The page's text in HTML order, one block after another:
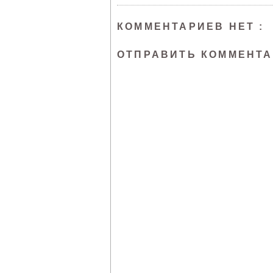
КОММЕНТАРИЕВ НЕТ :
ОТПРАВИТЬ